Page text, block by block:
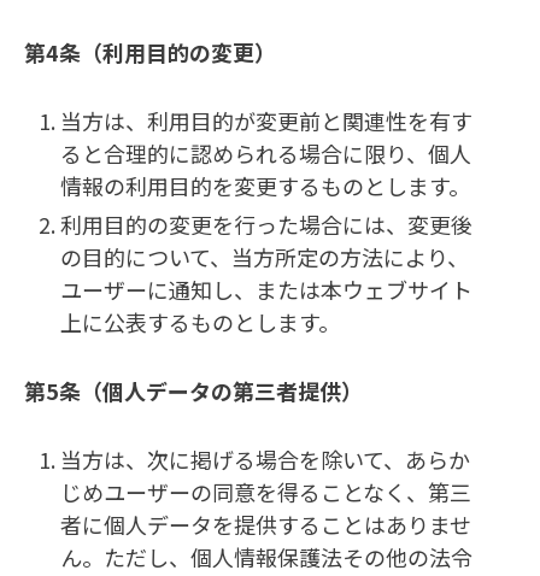
第4条（利用目的の変更）
当方は、利用目的が変更前と関連性を有す
ると合理的に認められる場合に限り、個人
情報の利用目的を変更するものとします。
利用目的の変更を行った場合には、変更後
の目的について、当方所定の方法により、
ユーザーに通知し、または本ウェブサイト
上に公表するものとします。
第5条（個人データの第三者提供）
当方は、次に掲げる場合を除いて、あらか
じめユーザーの同意を得ることなく、第三
者に個人データを提供することはありませ
ん。ただし、個人情報保護法その他の法令